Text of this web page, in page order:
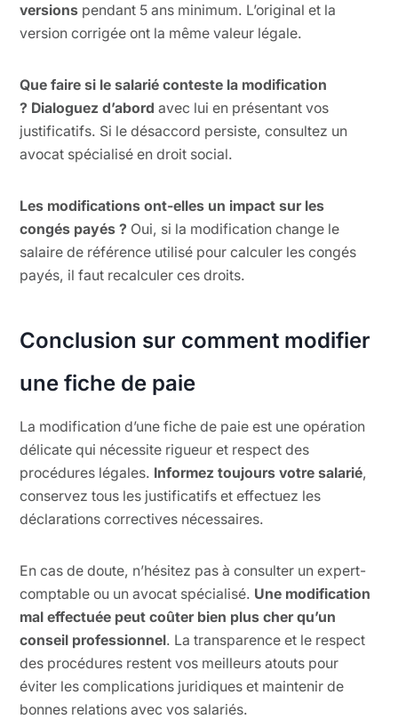
versions pendant 5 ans minimum. L’original et la
version corrigée ont la même valeur légale.
Que faire si le salarié conteste la modification
? Dialoguez d’abord avec lui en présentant vos
justificatifs. Si le désaccord persiste, consultez un
avocat spécialisé en droit social.
Les modifications ont-elles un impact sur les
congés payés ? Oui, si la modification change le
salaire de référence utilisé pour calculer les congés
payés, il faut recalculer ces droits.
Conclusion sur comment modifier
une fiche de paie
La modification d’une fiche de paie est une opération
délicate qui nécessite rigueur et respect des
procédures légales. Informez toujours votre salarié,
conservez tous les justificatifs et effectuez les
déclarations correctives nécessaires.
En cas de doute, n’hésitez pas à consulter un expert-
comptable ou un avocat spécialisé. Une modification
mal effectuée peut coûter bien plus cher qu’un
conseil professionnel. La transparence et le respect
des procédures restent vos meilleurs atouts pour
éviter les complications juridiques et maintenir de
bonnes relations avec vos salariés.